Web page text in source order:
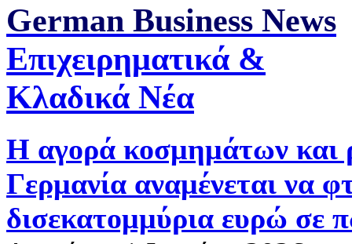
German Business News
Επιχειρηματικά &
Κλαδικά Νέα
Η αγορά κοσμημάτων και
Γερμανία αναμένεται να
δισεκατομμύρια ευρώ σε